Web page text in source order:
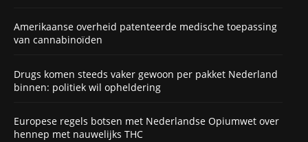
Amerikaanse overheid patenteerde medische toepassing
van cannabinoïden
Drugs komen steeds vaker gewoon per pakket Nederland
binnen: politiek wil opheldering
Europese regels botsen met Nederlandse Opiumwet over
hennep met nauwelijks THC